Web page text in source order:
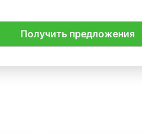
Получить предложения